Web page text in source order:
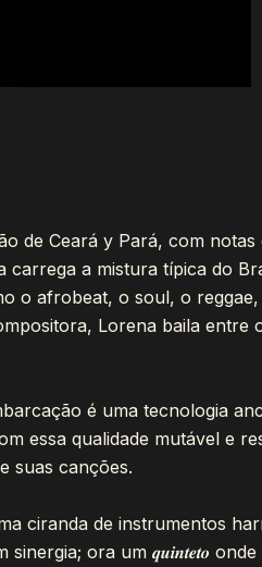
de Ceará y Pará, com notas
carrega a mistura típica do
o afrobeat, o soul, o reggae,
Lorena baila entre
é uma tecnologia
essa qualidade mutável e
suas canções.
ciranda de instrumentos
ora um 𝒒𝒖𝒊𝒏𝒕𝒆𝒕𝒐